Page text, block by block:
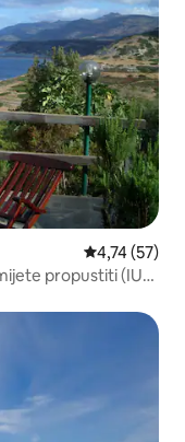
Prosječna
4,74 (57)
propustiti (IUN